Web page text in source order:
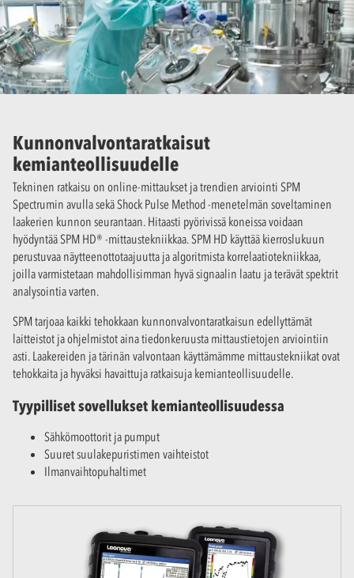
Kunnonvalvontaratkaisut
kemianteollisuudelle
Tekninen ratkaisu on online-mittaukset ja trendien arviointi SPM
Spectrumin avulla sekä Shock Pulse Method -menetelmän soveltaminen
laakerien kunnon seurantaan. Hitaasti pyörivissä koneissa voidaan
hyödyntää SPM HD® -mittaustekniikkaa. SPM HD käyttää kierroslukuun
perustuvaa näytteenottotaajuutta ja algoritmista korrelaatiotekniikkaa,
joilla varmistetaan mahdollisimman hyvä signaalin laatu ja terävät spektrit
analysointia varten.
SPM tarjoaa kaikki tehokkaan kunnonvalvontaratkaisun edellyttämät
laitteistot ja ohjelmistot aina tiedonkeruusta mittaustietojen arviointiin
asti. Laakereiden ja tärinän valvontaan käyttämämme mittaustekniikat ovat
tehokkaita ja hyväksi havaittuja ratkaisuja kemianteollisuudelle.
Tyypilliset sovellukset kemianteollisuudessa
Sähkömoottorit ja pumput
Suuret suulakepuristimen vaihteistot
Ilmanvaihtopuhaltimet